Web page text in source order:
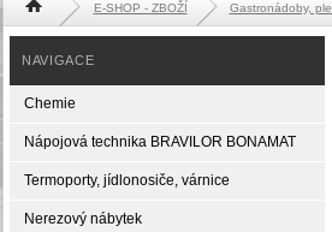
Hlavní stránka E-SHOP - ZBOŽÍ Gastronádoby,
NAVIGACE
Chemie
Nápojová technika BRAVILOR BONAMAT
Termoporty, jídlonosiče, várnice
Nerezový nábytek